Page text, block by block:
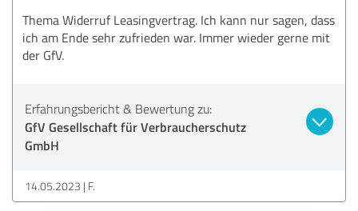
Thema Widerruf Leasingvertrag. Ich kann nur sagen, dass
ich am Ende sehr zufrieden war. Immer wieder gerne mit
der GfV.
Erfahrungsbericht & Bewertung zu:
GfV Gesellschaft für Verbraucherschutz
GmbH
14.05.2023 F.